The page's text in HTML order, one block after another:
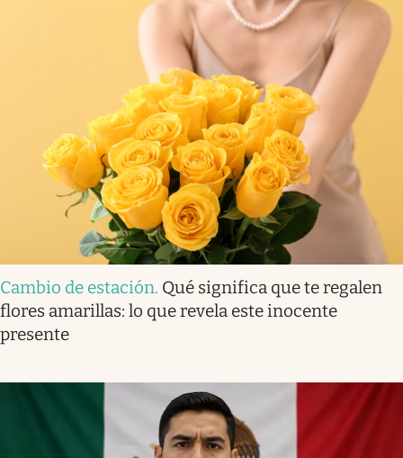
Cambio de estación. Qué significa que te regalen
flores amarillas: lo que revela este inocente
presente